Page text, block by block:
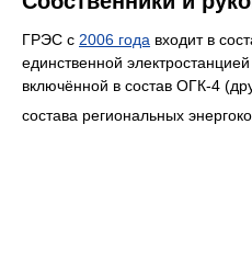
ГРЭС с 2006 года входит в
единственной
включённой в состав ОГК-4
состава региональных